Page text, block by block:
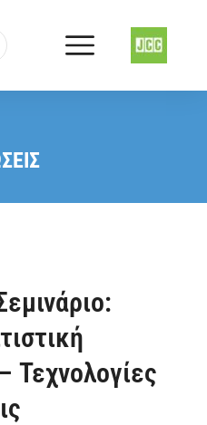
Τεχνολογίες